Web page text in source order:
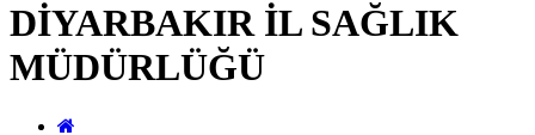
DİYARBAKIR İL SAĞLIK
MÜDÜRLÜĞÜ